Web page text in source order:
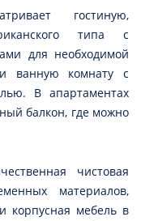
гостиную,
типа с
для необходимой
ванную комнату с
В апартаментах
балкон, где можно
чистовая
материалов,
корпусная мебель в